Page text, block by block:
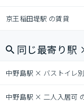
京王稲田堤駅 の賃貸
同じ最寄り駅
中野島駅 × バストイレ
中野島駅 × 二人入居可